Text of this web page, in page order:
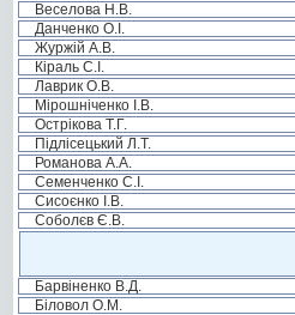
Веселова Н.В.
Данченко О.І.
Журжій А.В.
Кіраль С.І.
Лаврик О.В.
Мірошніченко І.В.
Острікова Т.Г.
Підлісецький Л.Т.
Романова А.А.
Семенченко С.І.
Сисоєнко І.В.
Соболєв Є.В.
Барвіненко В.Д.
Біловол О.М.